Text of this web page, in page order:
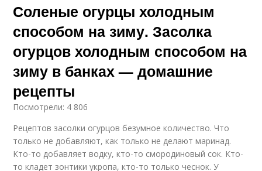
Соленые огурцы холодным
способом на зиму. Засолка
огурцов холодным способом на
зиму в банках — домашние
рецепты
Посмотрели: 4 806
Рецептов засолки огурцов безумное количество. Что
только не добавляют, как только не делают маринад.
Кто-то добавляет водку, кто-то смородиновый сок. Кто-
то кладет зонтики укропа, кто-то только чеснок. У